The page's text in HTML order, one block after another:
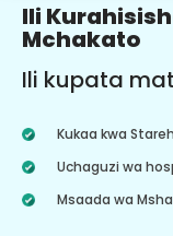
Ili
Mchakato
Ili kupata
Kukaa kwa
Uchaguzi wa
Msaada wa